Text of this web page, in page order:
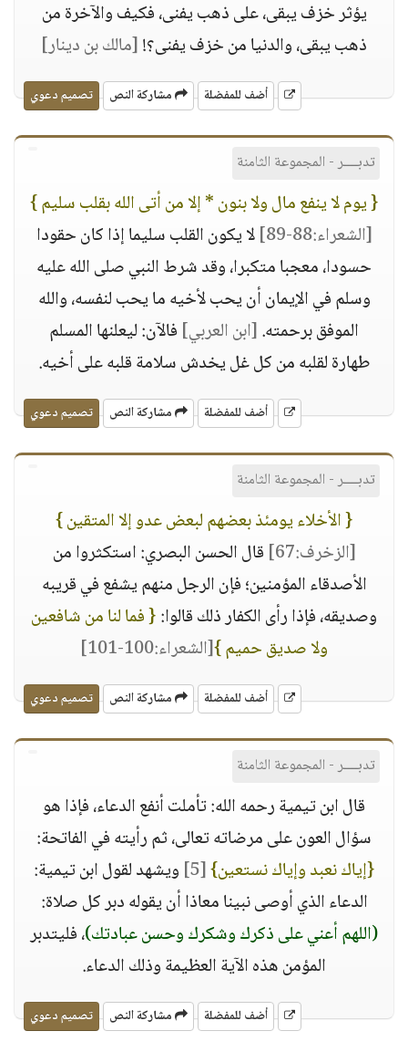
يؤثر خزف يبقى، على ذهب يفنى، فكيف والآخرة من
ذهب يبقى، والدنيا من خزف يفنى؟![مالك بن دينار]
أضف للمفضلة مشاركة النص تصميم دعوي
تدبــــر - المجموعة الثامنة
{ يوم لا ينفع مال ولا بنون * إلا من أتى الله بقلب سليم }
[الشعراء:88-89]
لا يكون القلب سليما إذا كان حقودا
حسودا، معجبا متكبرا، وقد شرط النبي صلى الله عليه
وسلم في الإيمان أن يحب لأخيه ما يحب لنفسه، والله
الموفق برحمته.[ابن العربي] فالآن: ليعلنها المسلم
طهارة لقلبه من كل غل يخدش سلامة قلبه على أخيه.
أضف للمفضلة مشاركة النص تصميم دعوي
تدبــــر - المجموعة الثامنة
{ الأخلاء يومئذ بعضهم لبعض عدو إلا المتقين }
[الزخرف:67]
قال الحسن البصري: استكثروا من
الأصدقاء المؤمنين؛ فإن الرجل منهم يشفع في قريبه
وصديقه، فإذا رأى الكفار ذلك قالوا:{ فما لنا من شافعين
ولا صديق حميم }[الشعراء:100-101]
أضف للمفضلة مشاركة النص تصميم دعوي
تدبــــر - المجموعة الثامنة
قال ابن تيمية رحمه الله: تأملت أنفع الدعاء، فإذا هو
سؤال العون على مرضاته تعالى، ثم رأيته في الفاتحة:
{إياك نعبد وإياك نستعين}[5]
ويشهد لقول ابن تيمية:
الدعاء الذي أوصى نبينا معاذا أن يقوله دبر كل صلاة:
(اللهم أعني على ذكرك وشكرك وحسن عبادتك)، فليتدبر
المؤمن هذه الآية العظيمة وذلك الدعاء.
أضف للمفضلة مشاركة النص تصميم دعوي